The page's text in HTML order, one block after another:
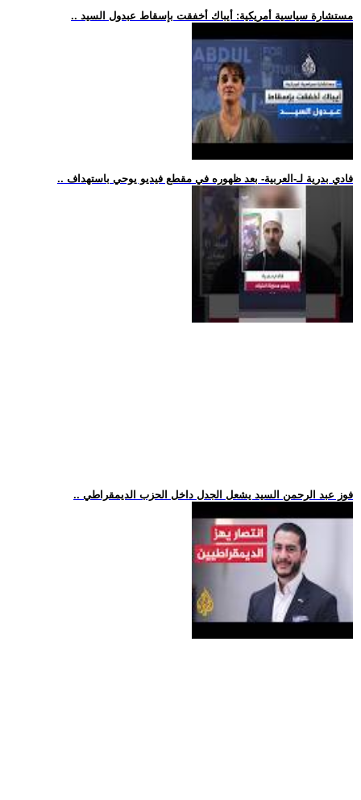
.. مستشارة سياسية أمريكية: أيباك أخفقت بإسقاط عبدول السيد
.. فادي بدرية لـ-العربية- بعد ظهوره في مقطع فيديو يوحي باستهداف
.. فوز عبد الرحمن السيد يشعل الجدل داخل الحزب الديمقراطي